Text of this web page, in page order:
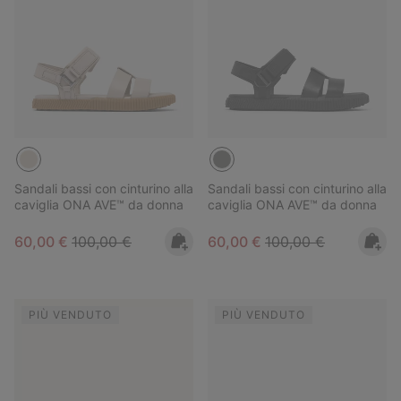
Sandali bassi con cinturino alla
caviglia ONA AVE™ da donna
Sale price:
60,00 € Regular price:
100,00 €
Sandali bassi con cinturino alla
caviglia ONA AVE™ da donna
Sale price:
60,00 € Regular price:
100,00 €
PIÙ VENDUTO PIÙ VENDUTO